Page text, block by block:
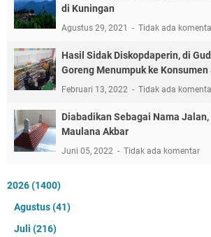
di Kuningan
Agustus 29, 2021 Tidak ada
Hasil Sidak Diskopdaperin, di
Goreng Menumpuk ke
Februari 13, 2022 Tidak ada
Diabadikan Sebagai Nama
Maulana Akbar
Juni 05, 2022 Tidak ada komentar
2026(1400)
Agustus(41)
Juli (216)